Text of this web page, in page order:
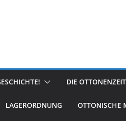
DIE
LAGERORDNUNG OTTONISCHE